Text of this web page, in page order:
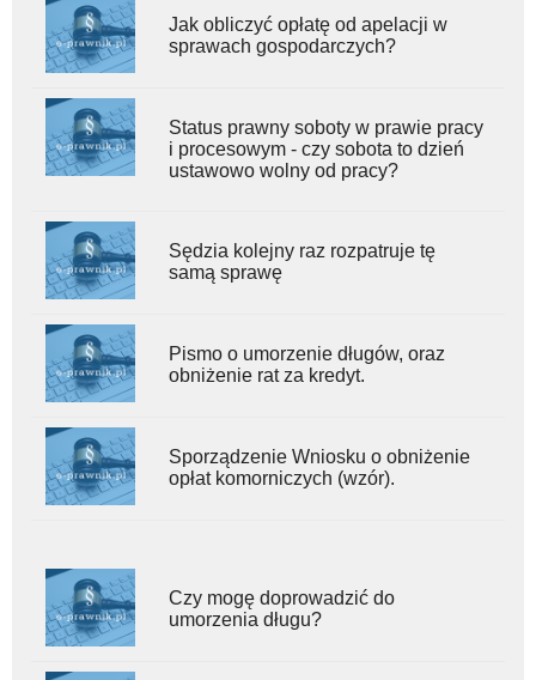
Jak obliczyć opłatę od apelacji w
sprawach gospodarczych?
Status prawny soboty w prawie pracy
i procesowym - czy sobota to dzień
ustawowo wolny od pracy?
Sędzia kolejny raz rozpatruje tę
samą sprawę
Pismo o umorzenie długów, oraz
obniżenie rat za kredyt.
Sporządzenie Wniosku o obniżenie
opłat komorniczych (wzór).
Czy mogę doprowadzić do
umorzenia długu?